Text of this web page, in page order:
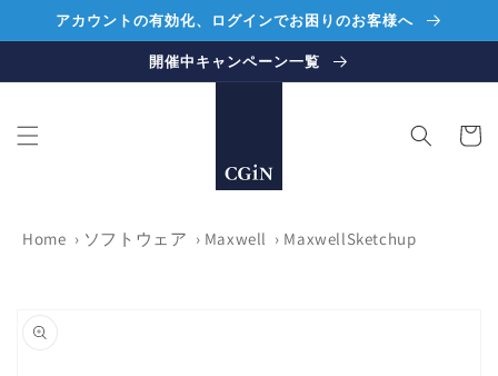
ンツに
進む
アカウントの有効化、ログインでお困りのお客様へ
開催中キャンペーン一覧
ー
Home › ソフトウェア › Maxwell › MaxwellSketchup
報にス